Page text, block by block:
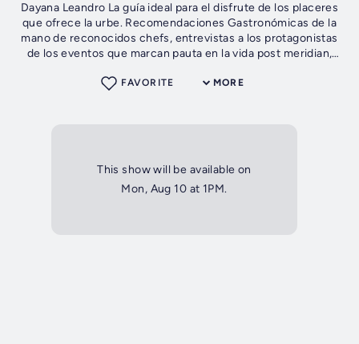
Dayana Leandro La guía ideal para el disfrute de los placeres
que ofrece la urbe. Recomendaciones Gastronómicas de la
mano de reconocidos chefs, entrevistas a los protagonistas
de los eventos que marcan pauta en la vida post meridian,
MORE
FAVORITE
This show will be available on
Mon, Aug 10 at 1PM.